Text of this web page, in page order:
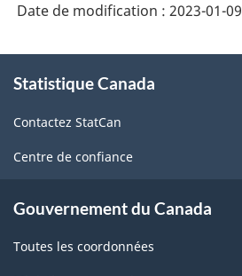
santé
dans
les
annuelle
Date de modification : 2023-01-09
propos
ce
site
Statistique Canada
Contactez StatCan
Centre de confiance
Gouvernement du Canada
Toutes les coordonnées